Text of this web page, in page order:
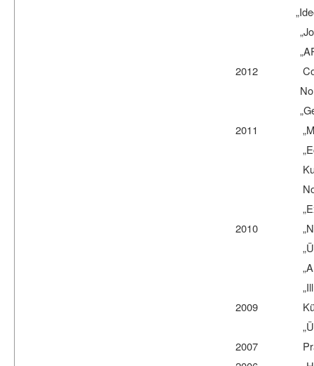
„
„
„
2012
NordArt,
„Georgien -
2011
„Eco
NordArt,
„Exit"
2010 „Nur
„Über
„Artisterium"
2009
2007